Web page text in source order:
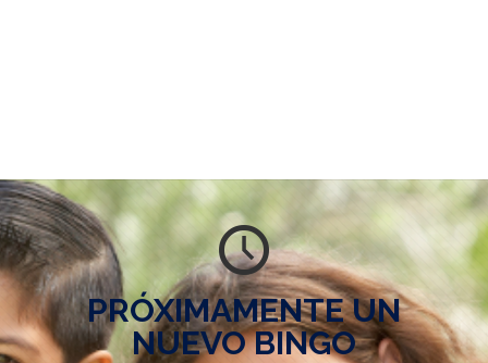
PRÓXIMAMENTE UN
NUEVO BINGO